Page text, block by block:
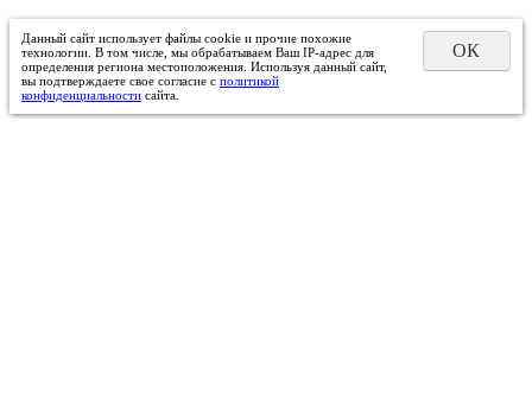
Данный сайт использует файлы cookie и прочие похожие
технологии. В том числе, мы обрабатываем Ваш IP-адрес для
определения региона местоположения. Используя данный сайт,
вы подтверждаете свое согласие с политикой
конфиденциальности сайта.
ОК